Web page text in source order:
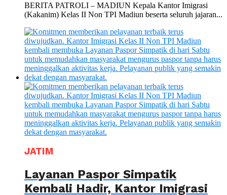
BERITA PATROLI – MADIUN Kepala Kantor Imigrasi
(Kakanim) Kelas II Non TPI Madiun beserta seluruh jajaran...
JATIM
Layanan Paspor Simpatik
Kembali Hadir, Kantor Imigrasi